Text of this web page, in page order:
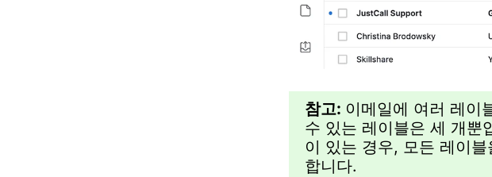
참고: 이메일에 여러 레이
수 있는 레이블은 세 개뿐
이 있는 경우, 모든 레이
합니다.